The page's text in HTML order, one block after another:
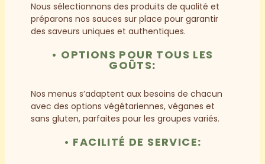
Nous sélectionnons des produits de qualité et
préparons nos sauces sur place pour garantir
des saveurs uniques et authentiques.
• OPTIONS POUR TOUS LES
GOÛTS:
Nos menus s’adaptent aux besoins de chacun
avec des options végétariennes, véganes et
sans gluten, parfaites pour les groupes variés.
• FACILITÉ DE SERVICE: